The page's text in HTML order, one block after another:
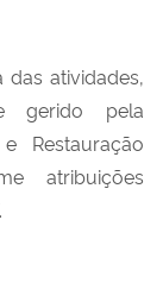
das atividades,
gerido pela
Restauração
atribuições